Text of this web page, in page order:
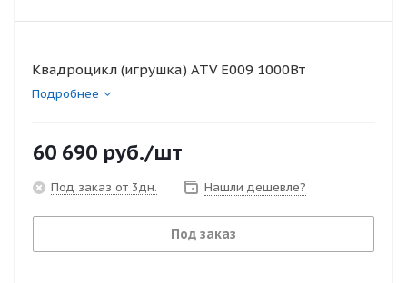
Квадроцикл (игрушка) ATV E009 1000Вт
Подробнее
60 690 руб./шт
Под заказ от 3дн. Нашли дешевле?
Под заказ